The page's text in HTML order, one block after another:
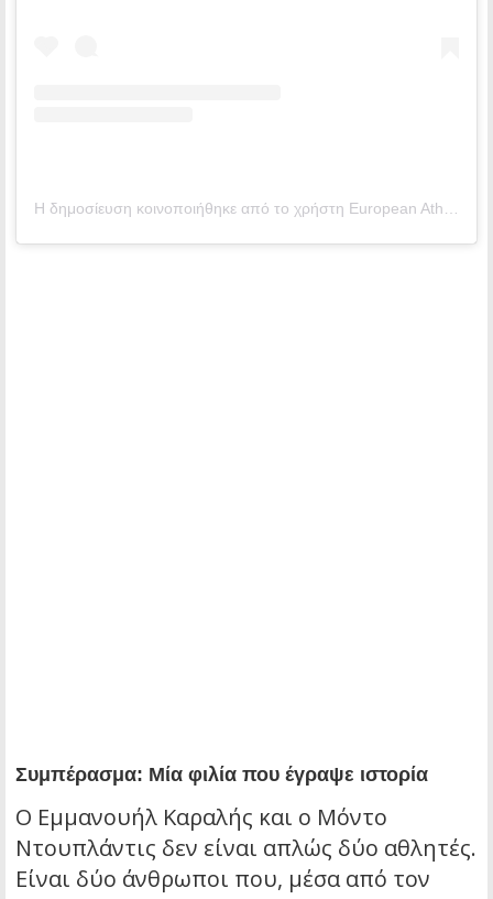
Η δημοσίευση κοινοποιήθηκε από το χρήστη European Athletics (@europeanathletics)
Συμπέρασμα: Μία φιλία που έγραψε ιστορία
Ο Εμμανουήλ Καραλής και ο Μόντο
Ντουπλάντις δεν είναι απλώς δύο αθλητές.
Είναι δύο άνθρωποι που, μέσα από τον